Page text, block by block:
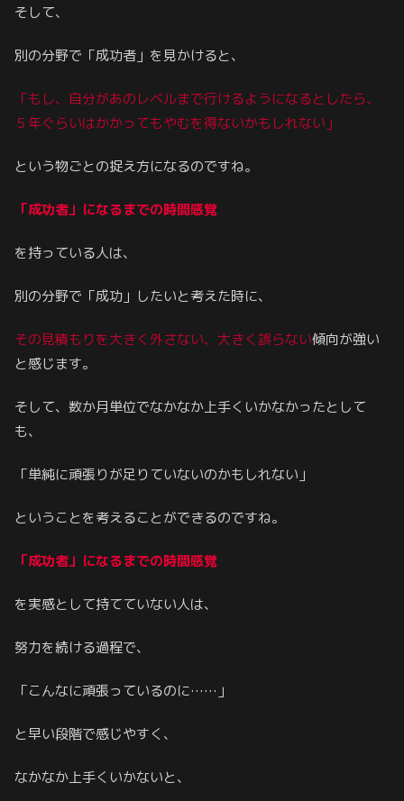
そして、
別の分野で「成功者」を見かけると、
「もし、自分があのレベルまで行けるようになるとしたら、
５年ぐらいはかかってもやむを得ないかもしれない」
という物ごとの捉え方になるのですね。
「成功者」になるまでの時間感覚
を持っている人は、
別の分野で「成功」したいと考えた時に、
その見積もりを大きく外さない、大きく誤らない傾向が強い
と感じます。
そして、数か月単位でなかなか上手くいかなかったとして
も、
「単純に頑張りが足りていないのかもしれない」
ということを考えることができるのですね。
「成功者」になるまでの時間感覚
を実感として持てていない人は、
努力を続ける過程で、
「こんなに頑張っているのに……」
と早い段階で感じやすく、
なかなか上手くいかないと、